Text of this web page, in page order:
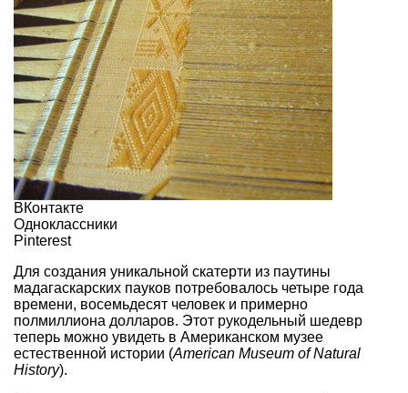
ВКонтакте
Одноклассники
Pinterest
Для создания уникальной скатерти из паутины
мадагаскарских пауков потребовалось четыре года
времени, восемьдесят человек и примерно
полмиллиона долларов. Этот рукодельный шедевр
теперь можно увидеть в Американском музее
естественной истории (American Museum of Natural
History).